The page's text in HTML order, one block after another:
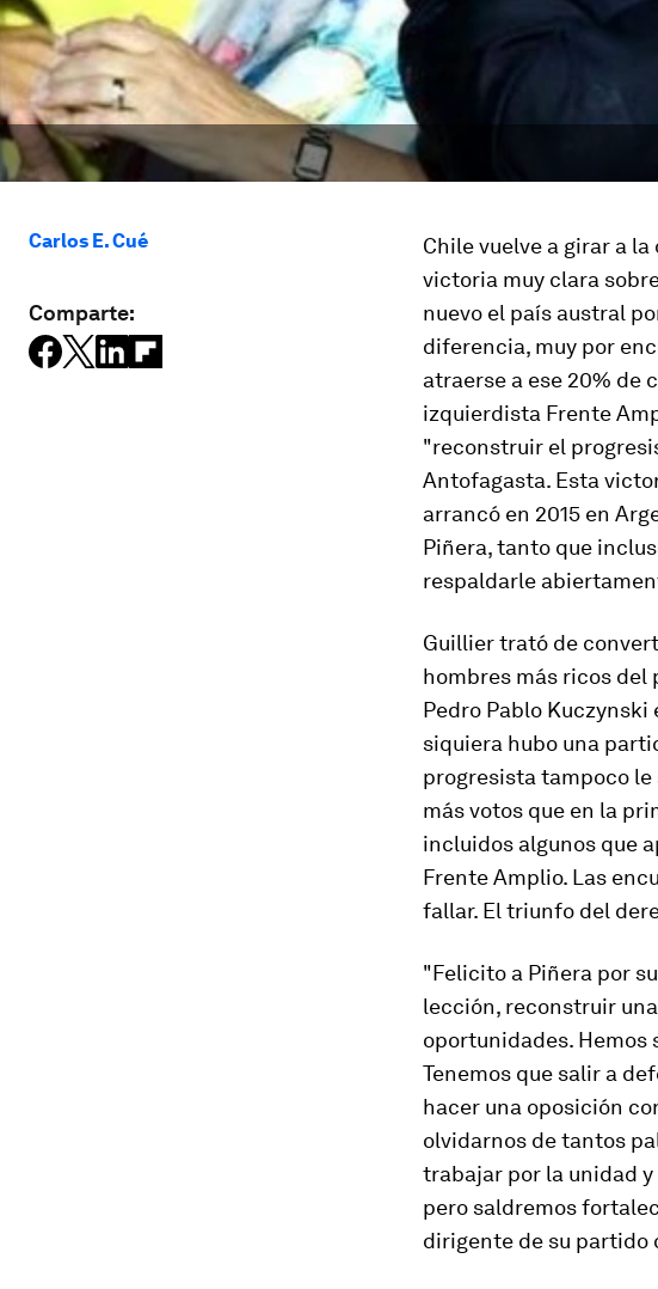
Carlos E. Cué
Comparte:
Chile vuelve a girar a
victoria muy clara
nuevo el país austral
diferencia, muy por
atraerse a ese 20% de
izquierdista Frente
"reconstruir el
Antofagasta. Esta
arrancó en 2015 en
Piñera, tanto que
respaldarle
Guillier trató de
hombres más ricos del
Pedro Pablo Kuczynski
siquiera hubo una
progresista tampoco le
más votos que en la
incluidos algunos que
Frente Amplio. Las
fallar. El triunfo del
"Felicito a Piñera por
lección, reconstruir
oportunidades. Hemos
Tenemos que salir a
hacer una oposición
olvidarnos de tantos
trabajar por la unidad
pero saldremos
dirigente de su partido